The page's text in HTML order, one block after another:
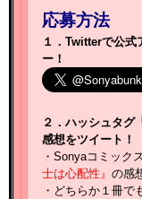
応募方法
１．Twitterで公式
ー！
２．ハッシュタグ
感想をツイート！
・Sonyaコミックス
士は心配性』の感
・どちらか１冊で